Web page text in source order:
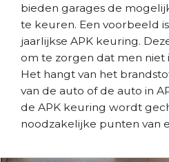
bieden garages de
te keuren. Een voorbeeld
jaarlijkse APK keuring.
om te zorgen dat men niet
Het hangt van het
van de auto of de auto in
de APK keuring wordt
noodzakelijke punten van